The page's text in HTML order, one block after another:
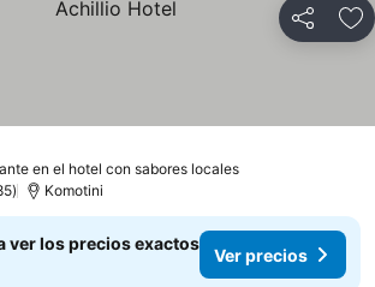
Compartir
en el hotel con sabores localesVer precios
precios
Komotini
ver los precios exactos
Ver precios